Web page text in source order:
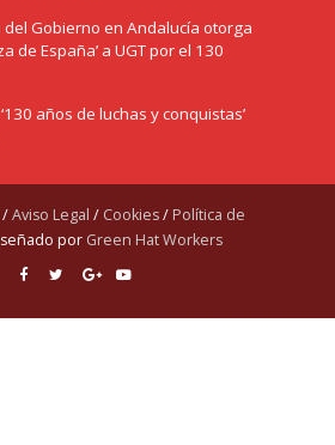
del Gobierno en Andalucía otorga
de España’ a UGT por el 130
años de luchas y conquistas’
/Aviso Legal / Cookies/ Política de
por Green Hat Workers